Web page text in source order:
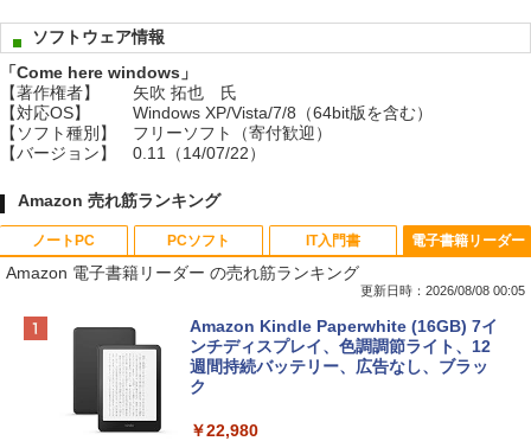
ソフトウェア情報
「Come here windows」
【著作権者】
矢吹 拓也 氏
【対応OS】
Windows XP/Vista/7/8（64bit版を含む）
【ソフト種別】
フリーソフト（寄付歓迎）
【バージョン】
0.11（14/07/22）
Amazon 売れ筋ランキング
ノートPC
Apple 2026 MacBook Neo A18 Proチッ
プ搭載13インチノートブック：AIとAppl
e Intelligence、Liquid Retinaディスプ
レイ、8GBメモリ、512GB SSD、1080p
ィゴ + 3年延長 AppleCare+ for 13インチ
PCソフト
Robloxギフトカード - 800 Robux 【限
定バーチャルアイテムを含む】 【オンラ
インゲームコード】 ロブロックス | オン
ラインコード版
￥1,300
IT入門書
生成AIパスポート公式テキスト 第４版
￥1,766
電子書籍リーダー
Amazon 電子書籍リーダー の売れ筋ランキング
更新日時：2026/08/08 00:05
Amazon Kindle Paperwhite (16GB) 7イ
ンチディスプレイ、色調調節ライト、12
週間持続バッテリー、広告なし、ブラッ
ク
￥22,980